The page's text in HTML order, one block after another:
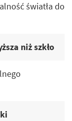
światła do
niż szkło